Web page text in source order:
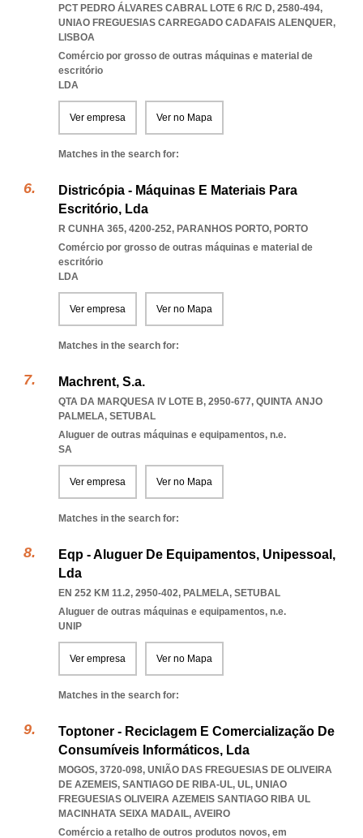
PCT PEDRO ÁLVARES CABRAL LOTE 6 R/C D, 2580-494,
UNIAO FREGUESIAS CARREGADO CADAFAIS ALENQUER,
LISBOA
Comércio por grosso de outras máquinas e material de
escritório
LDA
Ver empresa Ver no Mapa
Matches in the search for:
Districópia - Máquinas E Materiais Para
Escritório, Lda
R CUNHA 365, 4200-252, PARANHOS PORTO, PORTO
Comércio por grosso de outras máquinas e material de
escritório
LDA
Ver empresa Ver no Mapa
Matches in the search for:
Machrent, S.a.
QTA DA MARQUESA IV LOTE B, 2950-677, QUINTA ANJO
PALMELA, SETUBAL
Aluguer de outras máquinas e equipamentos, n.e.
SA
Ver empresa Ver no Mapa
Matches in the search for:
Eqp - Aluguer De Equipamentos, Unipessoal,
Lda
EN 252 KM 11.2, 2950-402, PALMELA, SETUBAL
Aluguer de outras máquinas e equipamentos, n.e.
UNIP
Ver empresa Ver no Mapa
Matches in the search for:
Toptoner - Reciclagem E Comercialização De
Consumíveis Informáticos, Lda
MOGOS, 3720-098, UNIÃO DAS FREGUESIAS DE OLIVEIRA
DE AZEMEIS, SANTIAGO DE RIBA-UL, UL, UNIAO
FREGUESIAS OLIVEIRA AZEMEIS SANTIAGO RIBA UL
MACINHATA SEIXA MADAIL, AVEIRO
Comércio a retalho de outros produtos novos, em